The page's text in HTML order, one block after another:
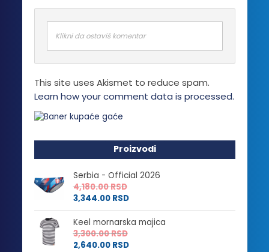
Klikni da ostaviš komentar
This site uses Akismet to reduce spam.
Learn how your comment data is processed.
Proizvodi
Serbia - Official 2026
4,180.00RSD
3,344.00 RSD
Keel mornarska majica
3,300.00RSD
2,640.00 RSD